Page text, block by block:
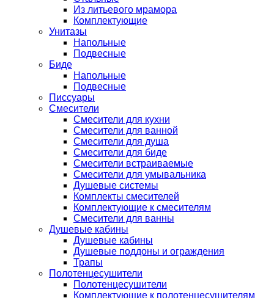
Из литьевого мрамора
Комплектующие
Унитазы
Напольные
Подвесные
Биде
Напольные
Подвесные
Писсуары
Смесители
Смесители для кухни
Смесители для ванной
Смесители для душа
Смесители для биде
Смесители встраиваемые
Смесители для умывальника
Душевые системы
Комплекты смесителей
Комплектующие к смесителям
Смесители для ванны
Душевые кабины
Душевые кабины
Душевые поддоны и ограждения
Трапы
Полотенцесушители
Полотенцесушители
Комплектующие к полотенцесушителям